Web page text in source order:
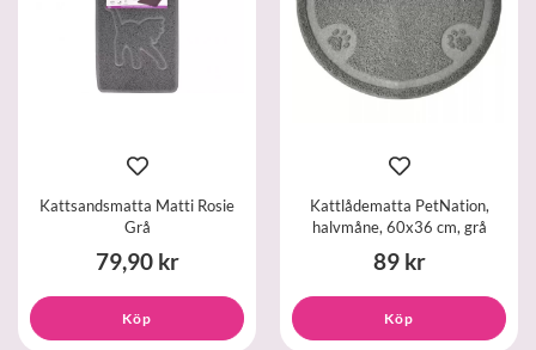
Kattsandsmatta Matti Rosie
Grå
79,90 kr
Köp
Kattlådematta PetNation,
halvmåne, 60x36 cm, grå
89 kr
Köp